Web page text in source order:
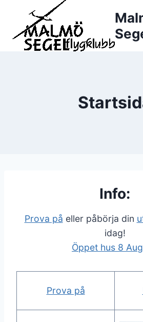
content
Info:
Prova på eller påbörja din
idag!
Öppet hus 8
Prova på